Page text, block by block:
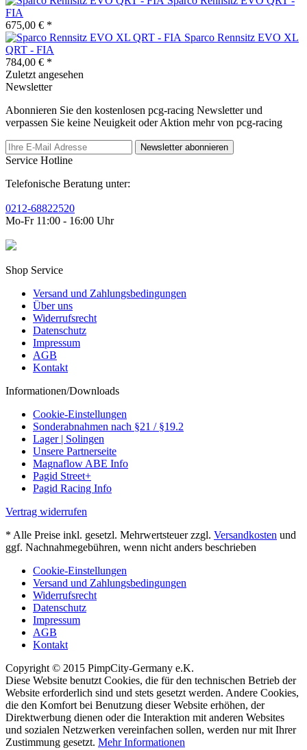
FIA
675,00 € *
Sparco Rennsitz EVO XL
QRT - FIA
784,00 € *
Zuletzt angesehen
Newsletter
Abonnieren Sie den kostenlosen pcg-racing Newsletter und
verpassen Sie keine Neuigkeit oder Aktion mehr von pcg-racing
Newsletter abonnieren
Service Hotline
Telefonische Beratung unter:
0212-68822520
Mo-Fr 11:00 - 16:00 Uhr
Shop Service
Versand und Zahlungsbedingungen
Über uns
Widerrufsrecht
Datenschutz
Impressum
AGB
Kontakt
Informationen/Downloads
Cookie-Einstellungen
Sonderabnahmen nach §21 / §19.2
Lager | Solingen
Unsere Partnerseite
Magnaflow ABE Info
Pagid Street+
Pagid Racing Info
Vertrag widerrufen
* Alle Preise inkl. gesetzl. Mehrwertsteuer zzgl. Versandkosten und
ggf. Nachnahmegebühren, wenn nicht anders beschrieben
Cookie-Einstellungen
Versand und Zahlungsbedingungen
Widerrufsrecht
Datenschutz
Impressum
AGB
Kontakt
Copyright © 2015 PimpCity-Germany e.K.
Diese Website benutzt Cookies, die für den technischen Betrieb der
Website erforderlich sind und stets gesetzt werden. Andere Cookies,
die den Komfort bei Benutzung dieser Website erhöhen, der
Direktwerbung dienen oder die Interaktion mit anderen Websites
und sozialen Netzwerken vereinfachen sollen, werden nur mit Ihrer
Zustimmung gesetzt. Mehr Informationen